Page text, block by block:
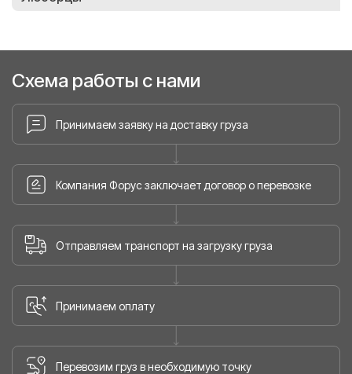
Схема работы с нами
Принимаем заявку на доставку груза
Компания Форус заключает договор о перевозке
Отправляем транспорт на загрузку груза
Принимаем оплату
Перевозим груз в необходимую точку